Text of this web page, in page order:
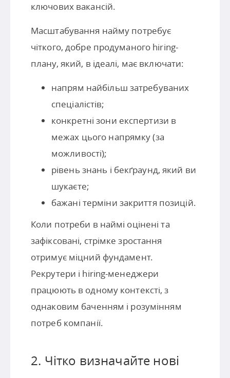
ключових вакансій.
Масштабування найму потребує
чіткого, добре продуманого hiring-
плану, який, в ідеалі, має включати:
напрям найбільш затребуваних
спеціалістів;
конкретні зони експертизи в
межах цього напрямку (за
можливості);
рівень знань і бекґраунд, який ви
шукаєте;
бажані терміни закриття позицій.
Коли потреби в наймі оцінені та
зафіксовані, стрімке зростання
отримує міцний фундамент.
Рекрутери і hiring-менеджери
працюють в одному контексті, з
однаковим баченням і розумінням
потреб компанії.
2. Чітко визначайте нові